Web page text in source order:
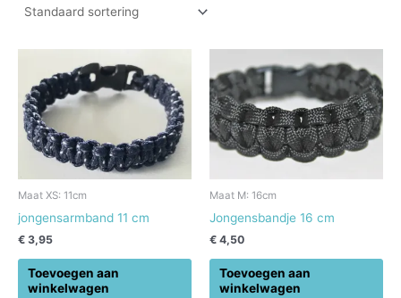
Maat XS: 11cm
jongensarmband 11 cm
€ 3,95
Toevoegen aan
winkelwagen
Maat M: 16cm
Jongensbandje 16 cm
€ 4,50
Toevoegen aan
winkelwagen